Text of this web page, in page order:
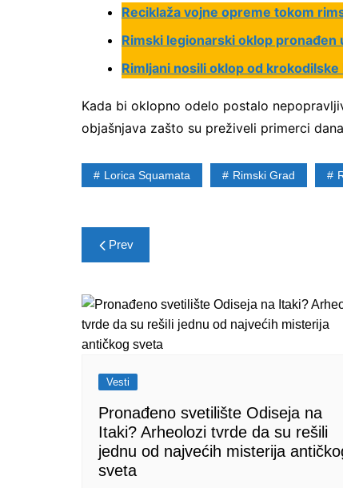
Reciklaža vojne opreme tokom
Rimski legionarski oklop
Rimljani nosili oklop od krokodilske
Kada bi oklopno odelo postalo
objašnjava zašto su preživeli primerci
Lorica Squamata Rimski Grad
Post
navigation
Prev
Vesti
Pronađeno svetilište Odiseja na
Itaki? Arheolozi tvrde da su rešili
jednu od najvećih misterija
sveta